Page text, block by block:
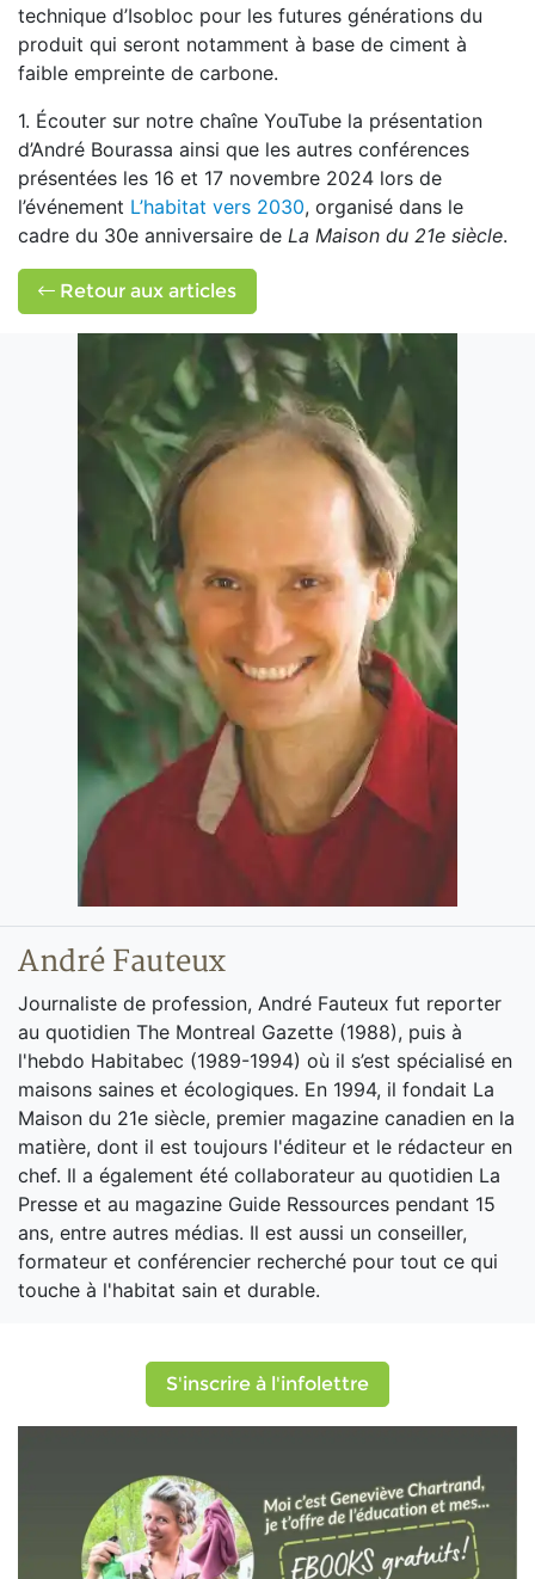
technique d’Isobloc pour les futures générations du
produit qui seront notamment à base de ciment à
faible empreinte de carbone.
1. Écouter sur notre chaîne YouTube la présentation
d’André Bourassa ainsi que les autres conférences
présentées les 16 et 17 novembre 2024 lors de
l’événement L’habitat vers 2030, organisé dans le
cadre du 30e anniversaire de La Maison du 21e siècle.
Retour aux articles
André Fauteux
Journaliste de profession, André Fauteux fut reporter
au quotidien The Montreal Gazette (1988), puis à
l'hebdo Habitabec (1989-1994) où il s’est spécialisé en
maisons saines et écologiques. En 1994, il fondait La
Maison du 21e siècle, premier magazine canadien en la
matière, dont il est toujours l'éditeur et le rédacteur en
chef. Il a également été collaborateur au quotidien La
Presse et au magazine Guide Ressources pendant 15
ans, entre autres médias. Il est aussi un conseiller,
formateur et conférencier recherché pour tout ce qui
touche à l'habitat sain et durable.
S'inscrire à l'infolettre